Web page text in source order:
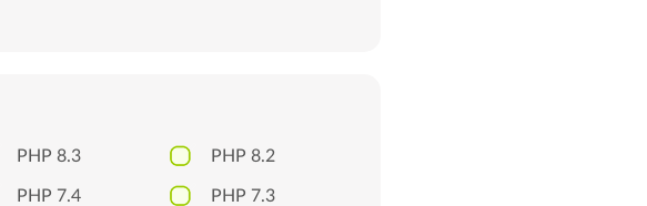
PHP 8.3 PHP 8.2
PHP 7.4 PHP 7.3